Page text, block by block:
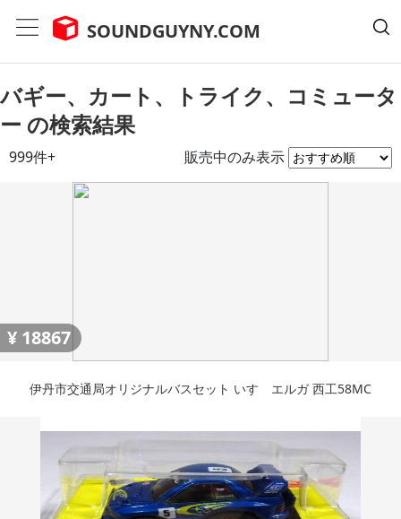
SOUNDGUYNY.COM
バギー、カート、トライク、コミュータ
ー の検索結果
999件+ 販売中のみ表示
¥ 18867
伊丹市交通局オリジナルバスセット いすゞエルガ 西工58MC